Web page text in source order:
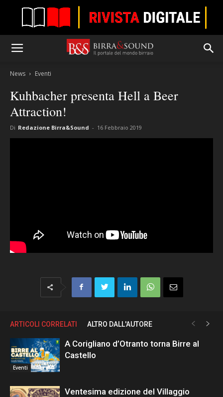
News Eventi
Kuhbacher presenta Hell a Beer
Attraction!
Di Redazione Birra&Sound - 16 Febbraio 2019
ARTICOLI CORRELATI ALTRO DALL'AUTORE
Eventi
A Corigliano d’Otranto torna Birre al
Castello
Ventesima edizione del Villaggio